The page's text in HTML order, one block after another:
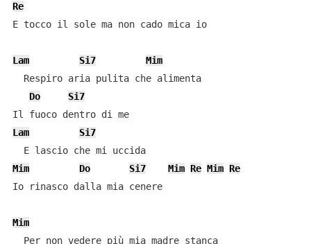
Re
E tocco il sole ma non cado mica io
Lam Si7
Mim
  Respiro aria pulita che alimenta
Do
Si7
Il fuoco dentro di me
Lam
Si7
  E lascio che mi uccida
Mim
Do Si7 Mim Re Mim Re
Io rinasco dalla mia cenere
Mim
  Per non vedere più mia madre stanca